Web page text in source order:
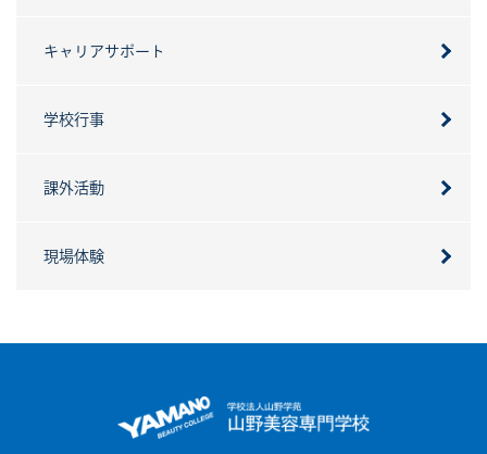
キャリアサポート
学校行事
課外活動
現場体験